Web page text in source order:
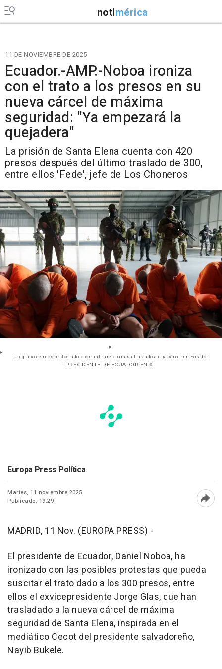
notimérica
11 DE NOVIEMBRE DE 2025
Ecuador.-AMP.-Noboa ironiza
con el trato a los presos en su
nueva cárcel de máxima
seguridad: "Ya empezará la
quejadera"
La prisión de Santa Elena cuenta con 420
presos después del último traslado de 300,
entre ellos 'Fede', jefe de Los Choneros
Un grupo de reos custodiados por militares para su traslado a una cárcel en Ecuador
- PRESIDENTE DE ECUADOR EN X
Europa Press Política
Martes, 11 noviembre 2025
Publicado: 19:29
MADRID, 11 Nov. (EUROPA PRESS) -
El presidente de Ecuador, Daniel Noboa, ha
ironizado con las posibles protestas que pueda
suscitar el trato dado a los 300 presos, entre
ellos el exvicepresidente Jorge Glas, que han
trasladado a la nueva cárcel de máxima
seguridad de Santa Elena, inspirada en el
mediático Cecot del presidente salvadoreño,
Nayib Bukele.